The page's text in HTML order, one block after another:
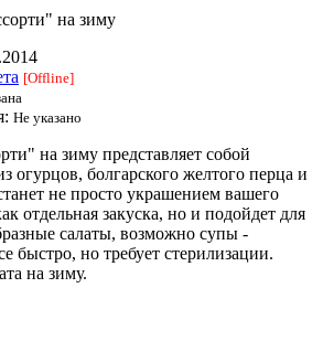
[Offline]
Не указано
на зиму представляет собой
огурцов, болгарского желтого перца и
не просто украшением вашего
отдельная закуска, но и подойдет для
салаты, возможно супы -
быстро, но требует стерилизации.
на зиму.